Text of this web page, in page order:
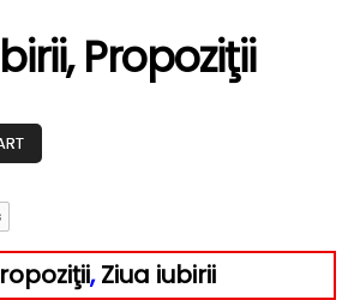
Propoziţii
,Ziua iubirii